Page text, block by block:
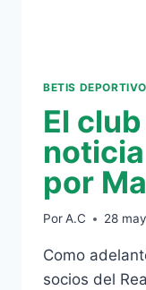
BETIS DEPORTIVO
El
por
PorA.C 28
Como
socios del